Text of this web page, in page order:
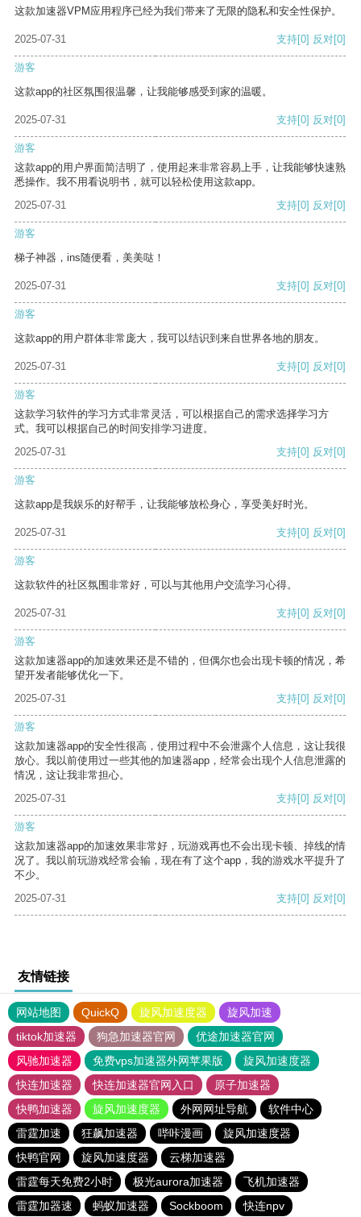
这款加速器VPM应用程序已经为我们带来了无限的隐私和安全性保护。
2025-07-31 支持[0] 反对[0]
游客
这款app的社区氛围很温馨，让我能够感受到家的温暖。
2025-07-31 支持[0] 反对[0]
游客
这款app的用户界面简洁明了，使用起来非常容易上手，让我能够快速熟
悉操作。我不用看说明书，就可以轻松使用这款app。
2025-07-31
支持[0] 反对[0]
游客
梯子神器，ins随便看，美美哒！
2025-07-31 支持[0] 反对[0]
游客
这款app的用户群体非常庞大，我可以结识到来自世界各地的朋友。
2025-07-31 支持[0] 反对[0]
游客
这款学习软件的学习方式非常灵活，可以根据自己的需求选择学习方
式。我可以根据自己的时间安排学习进度。
2025-07-31
支持[0] 反对[0]
游客
这款app是我娱乐的好帮手，让我能够放松身心，享受美好时光。
2025-07-31 支持[0] 反对[0]
游客
这款软件的社区氛围非常好，可以与其他用户交流学习心得。
2025-07-31 支持[0] 反对[0]
游客
这款加速器app的加速效果还是不错的，但偶尔也会出现卡顿的情况，希
望开发者能够优化一下。
2025-07-31
支持[0] 反对[0]
游客
这款加速器app的安全性很高，使用过程中不会泄露个人信息，这让我很
放心。我以前使用过一些其他的加速器app，经常会出现个人信息泄露的
情况，这让我非常担心。
2025-07-31
支持[0] 反对[0]
游客
这款加速器app的加速效果非常好，玩游戏再也不会出现卡顿、掉线的情
况了。我以前玩游戏经常会输，现在有了这个app，我的游戏水平提升了
不少。
2025-07-31
支持[0] 反对[0]
友情链接
网站地图 QuickQ 旋风加速度器
旋风加速
tiktok加速器
狗急加速器官网
优途加速器官网
风驰加速器
免费vps加速器外网苹果版
旋风加速度器
快连加速器
快连加速器官网入口
原子加速器
快鸭加速器
旋风加速度器 外网网址导航
软件中心
雷霆加速
狂飙加速器 哔咔漫画
旋风加速度器
快鸭官网
旋风加速度器
云梯加速器
雷霆每天免费2小时
极光aurora加速器
飞机加速器
雷霆加器速
蚂蚁加速器 Sockboom 快连npv